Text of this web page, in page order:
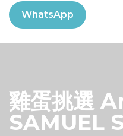
WhatsApp
雞蛋挑選
SAMUEL